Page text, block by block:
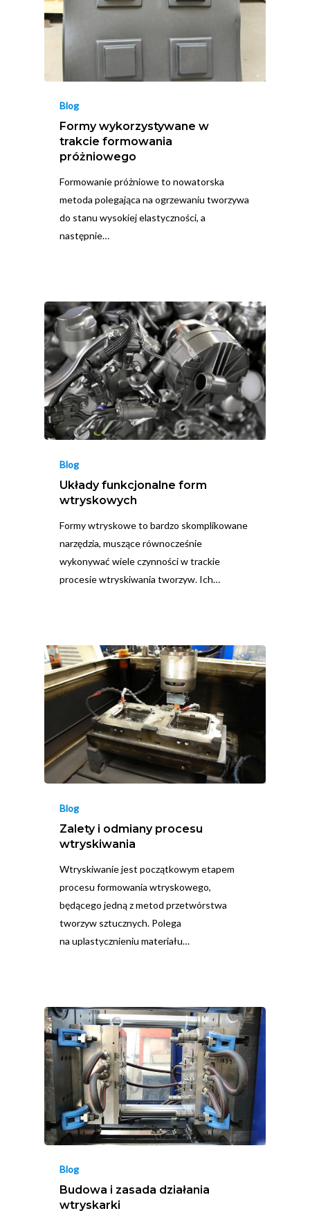
Blog
Formy wykorzystywane w
trakcie formowania
próżniowego
Formowanie próżniowe to nowatorska
metoda polegająca na ogrzewaniu tworzywa
do stanu wysokiej elastyczności, a
następnie…
Blog
Układy funkcjonalne form
wtryskowych
Formy wtryskowe to bardzo skomplikowane
narzędzia, muszące równocześnie
wykonywać wiele czynności w trackie
procesie wtryskiwania tworzyw. Ich…
Blog
Zalety i odmiany procesu
wtryskiwania
Wtryskiwanie jest początkowym etapem
procesu formowania wtryskowego,
będącego jedną z metod przetwórstwa
tworzyw sztucznych. Polega
na uplastycznieniu materiału…
Blog
Budowa i zasada działania
wtryskarki